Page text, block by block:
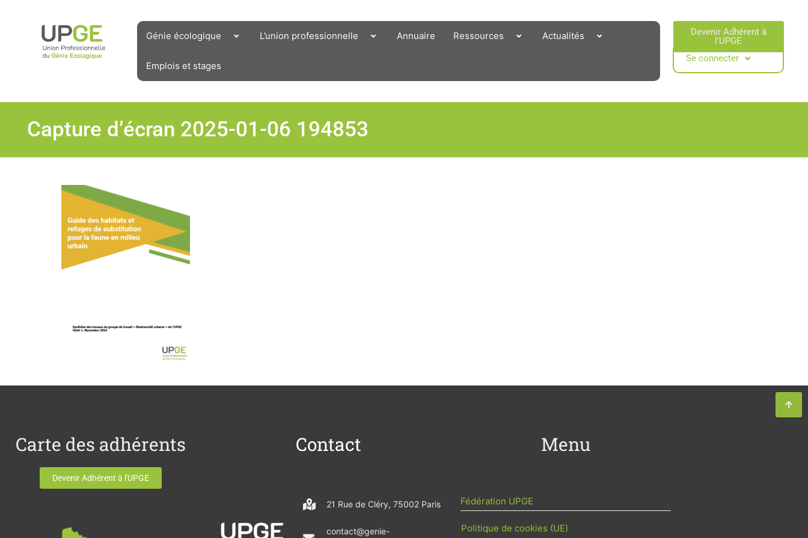
Génie écologique L’union professionnelle Annuaire Ressources Actualités
Emplois et stages
Devenir Adhérent à
l'UPGE​
Se connecter
Capture d’écran 2025-01-06 194853
Carte des adhérents
Devenir Adhérent à l'UPGE
Contact
21 Rue de Cléry, 75002 Paris
contact@genie-
Menu
Fédération UPGE
Politique de cookies (UE)